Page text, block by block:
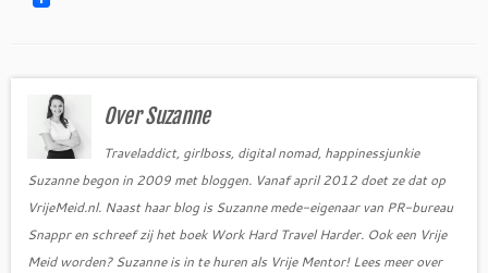
Over Suzanne
Traveladdict, girlboss, digital nomad, happinessjunkie
Suzanne begon in 2009 met bloggen. Vanaf april 2012 doet ze dat op
VrijeMeid.nl. Naast haar blog is Suzanne mede-eigenaar van PR-bureau
Snappr en schreef zij het boek Work Hard Travel Harder. Ook een Vrije
Meid worden? Suzanne is in te huren als Vrije Mentor! Lees meer over